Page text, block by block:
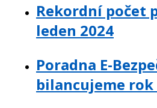
Rekordní počet
leden 2024
Poradna E-
bilancujeme rok